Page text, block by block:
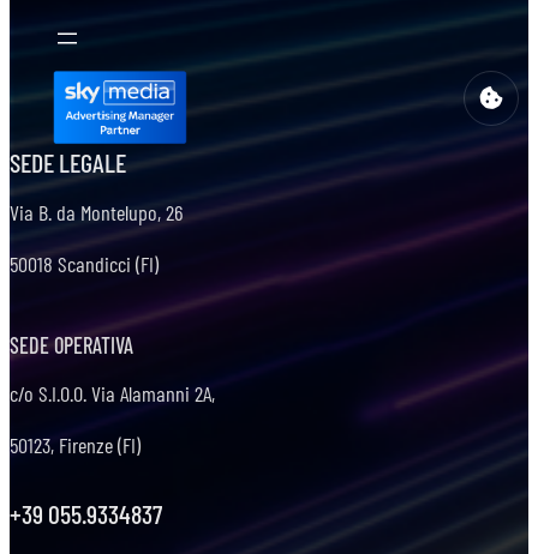
SEDE LEGALE
Via B. da Montelupo, 26
50018 Scandicci (FI)
SEDE OPERATIVA
c/o S.I.O.O. Via Alamanni 2A,
50123, Firenze (FI)
+39 055.9334837